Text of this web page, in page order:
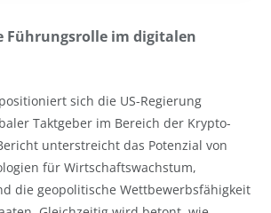
Führungsrolle im digitalen
sich die US-Regierung
Taktgeber im Bereich der Krypto-
unterstreicht das Potenzial von
für Wirtschaftswachstum,
die geopolitische Wettbewerbsfähigkeit